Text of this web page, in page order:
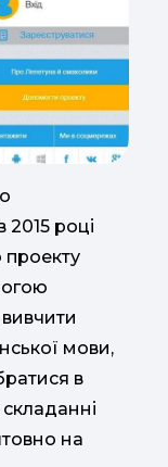
2015 році
проекту
мови,
в
на